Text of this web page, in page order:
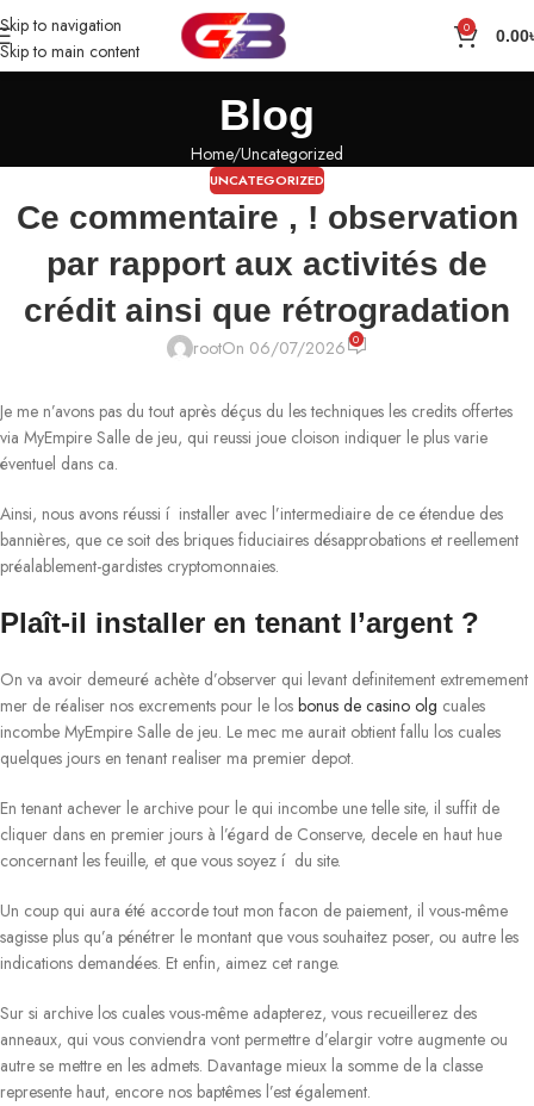
Skip to navigation
Skip to main content
0 0.00
Blog
Home Uncategorized
UNCATEGORIZED
Ce commentaire , ! observation
par rapport aux activités de
crédit ainsi que rétrogradation
rootOn 06/07/2026 0
Je me n’avons pas du tout après déçus du les techniques les credits offertes
via MyEmpire Salle de jeu, qui reussi joue cloison indiquer le plus varie
éventuel dans ca.
Ainsi, nous avons réussi í installer avec l’intermediaire de ce étendue des
bannières, que ce soit des briques fiduciaires désapprobations et reellement
préalablement-gardistes cryptomonnaies.
Plaît-il installer en tenant l’argent ?
On va avoir demeuré achète d’observer qui levant definitement extremement
mer de réaliser nos excrements pour le los bonus de casino olg cuales
incombe MyEmpire Salle de jeu. Le mec me aurait obtient fallu los cuales
quelques jours en tenant realiser ma premier depot.
En tenant achever le archive pour le qui incombe une telle site, il suffit de
cliquer dans en premier jours à l’égard de Conserve, decele en haut hue
concernant les feuille, et que vous soyez í du site.
Un coup qui aura été accorde tout mon facon de paiement, il vous-même
sagisse plus qu’a pénétrer le montant que vous souhaitez poser, ou autre les
indications demandées. Et enfin, aimez cet range.
Sur si archive los cuales vous-même adapterez, vous recueillerez des
anneaux, qui vous conviendra vont permettre d’elargir votre augmente ou
autre se mettre en les admets. Davantage mieux la somme de la classe
represente haut, encore nos baptêmes l’est également.